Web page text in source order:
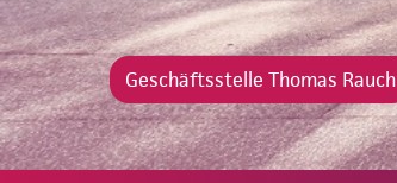
Geschäftsstelle Thomas Rauch